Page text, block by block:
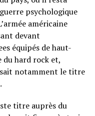
psychologique
américaine
devant
équipés de haut-
hard rock et,
notamment le titre
titre auprès du